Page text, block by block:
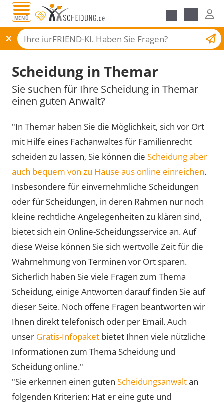
MENÜ
Scheidungsantrag
Scheidung in Themar
Sie suchen für Ihre Scheidung in Themar
einen guten Anwalt?
"In Themar haben Sie die Möglichkeit, sich vor Ort
mit Hilfe eines Fachanwaltes für Familienrecht
scheiden zu lassen, Sie können die Scheidung aber
auch bequem von zu Hause aus online einreichen.
Insbesondere für einvernehmliche Scheidungen
oder für Scheidungen, in deren Rahmen nur noch
kleine rechtliche Angelegenheiten zu klären sind,
bietet sich ein Online-Scheidungsservice an. Auf
diese Weise können Sie sich wertvolle Zeit für die
Wahrnehmung von Terminen vor Ort sparen.
Sicherlich haben Sie viele Fragen zum Thema
Scheidung, einige Antworten darauf finden Sie auf
dieser Seite. Noch offene Fragen beantworten wir
Ihnen direkt telefonisch oder per Email. Auch
unser Gratis-Infopaket bietet Ihnen viele nützliche
Informationen zum Thema Scheidung und
Scheidung online."
"Sie erkennen einen guten Scheidungsanwaltan
folgenden Kriterien: Hat er eine gute und